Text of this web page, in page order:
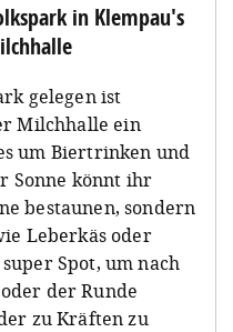
in Klempau's
gelegen ist
Milchhalle ein
um Biertrinken und
Sonne könnt ihr
bestaunen, sondern
Leberkäs oder
Spot, um nach
der Runde
zu Kräften zu